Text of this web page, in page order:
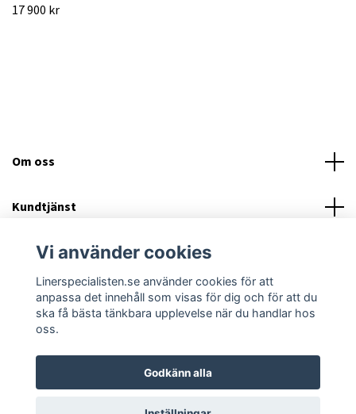
17 900 kr
Om oss
Kundtjänst
Läs mer
Sociala medier
© 2026 Linerspecialisten - Byta Pool liner?
Vi använder cookies
Linerspecialisten.se använder cookies för att
anpassa det innehåll som visas för dig och för att du
ska få bästa tänkbara upplevelse när du handlar hos
oss.
Godkänn alla